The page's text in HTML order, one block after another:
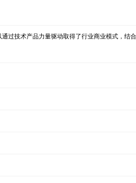
过技术产品力量驱动取得了行业商业模式，结